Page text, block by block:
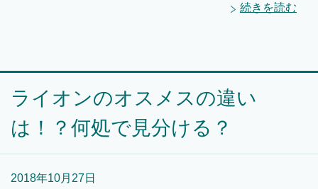
続きを読む
ライオンのオスメスの違い
は！？何処で見分ける？
2018年10月27日